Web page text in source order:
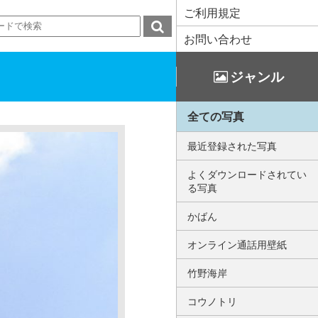
ご利用規定
お問い合わせ
ジャンル
全ての写真
最近登録された写真
よくダウンロードされてい
る写真
かばん
オンライン通話用壁紙
竹野海岸
コウノトリ